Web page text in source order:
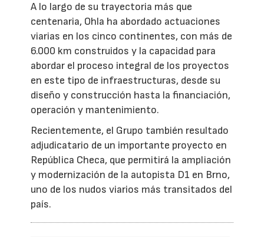
A lo largo de su trayectoria más que
centenaria, Ohla ha abordado actuaciones
viarias en los cinco continentes, con más de
6.000 km construidos y la capacidad para
abordar el proceso integral de los proyectos
en este tipo de infraestructuras, desde su
diseño y construcción hasta la financiación,
operación y mantenimiento.
Recientemente, el Grupo también resultado
adjudicatario de un importante proyecto en
República Checa, que permitirá la ampliación
y modernización de la autopista D1 en Brno,
uno de los nudos viarios más transitados del
país.